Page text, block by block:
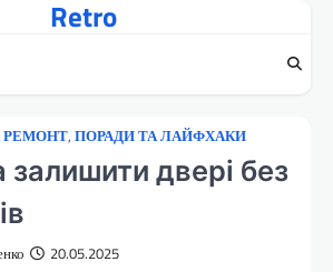
Retro
РЕМОНТ, ПОРАДИ ТА ЛАЙФХАКИ
двері без
20.05.2025